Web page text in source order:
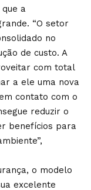
a
“O setor
no
de custo. A
com total
a ele uma nova
contato com o
reduzir o
benefícios para
o modelo
excelente